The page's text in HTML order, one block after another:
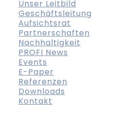
Unser Leitbild
Geschäftsleitung
Aufsichtsrat
Partnerschaften
Nachhaltigkeit
PROFI News
Events
E-Paper
Referenzen
Downloads
Kontakt